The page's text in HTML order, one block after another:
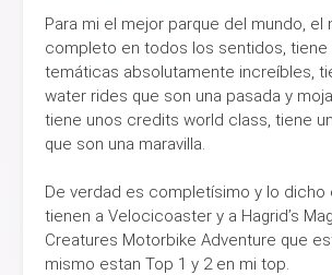
Para mi el mejor parque del mundo, el
completo en todos los sentidos, tiene
temáticas absolutamente increíbles,
water rides que son una pasada y
tiene unos credits world class, tiene
que son una maravilla.
De verdad es completísimo y lo dicho
tienen a Velocicoaster y a Hagrid’s
Creatures Motorbike Adventure que
mismo estan Top 1 y 2 en mi top.